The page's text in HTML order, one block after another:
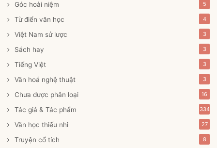
Góc hoài niệm 5
Từ điển văn học 4
Việt Nam sử lược 3
Sách hay 3
Tiếng Việt 3
Văn hoá nghệ thuật 3
Chưa được phân loại 16
Tác giả & Tác phẩm 334
Văn học thiếu nhi 27
Truyện cổ tích 8